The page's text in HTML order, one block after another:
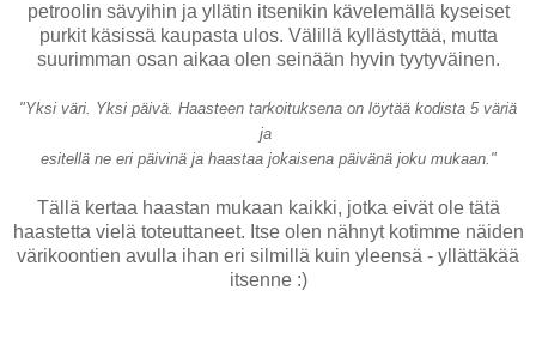
petroolin sävyihin ja yllätin itsenikin kävelemällä kyseiset
purkit käsissä kaupasta ulos. Välillä kyllästyttää, mutta
suurimman osan aikaa olen seinään hyvin tyytyväinen.
"Yksi väri. Yksi päivä. Haasteen tarkoituksena on löytää kodista 5 väriä
ja
esitellä ne eri päivinä ja haastaa jokaisena päivänä joku mukaan."
Tällä kertaa haastan mukaan kaikki, jotka eivät ole tätä
haastetta vielä toteuttaneet. Itse olen nähnyt kotimme näiden
värikoontien avulla ihan eri silmillä kuin yleensä - yllättäkää
itsenne :)